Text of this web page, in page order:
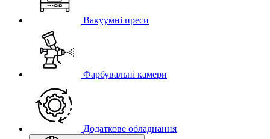
Вакуумні преси
Фарбувальні камери
Додаткове обладнання